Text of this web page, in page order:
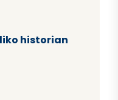
historian